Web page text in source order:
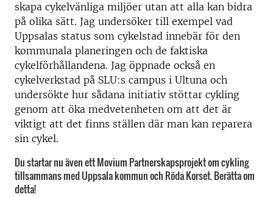
skapa cykelvänliga miljöer utan att alla kan bidra
på olika sätt. Jag undersöker till exempel vad
Uppsalas status som cykelstad innebär för den
kommunala planeringen och de faktiska
cykelförhållandena. Jag öppnade också en
cykelverkstad på SLU:s campus i Ultuna och
undersökte hur sådana initiativ stöttar cykling
genom att öka medvetenheten om att det är
viktigt att det finns ställen där man kan reparera
sin cykel.
Du startar nu även ett Movium Partnerskapsprojekt om cykling
tillsammans med Uppsala kommun och Röda Korset. Berätta om
detta!